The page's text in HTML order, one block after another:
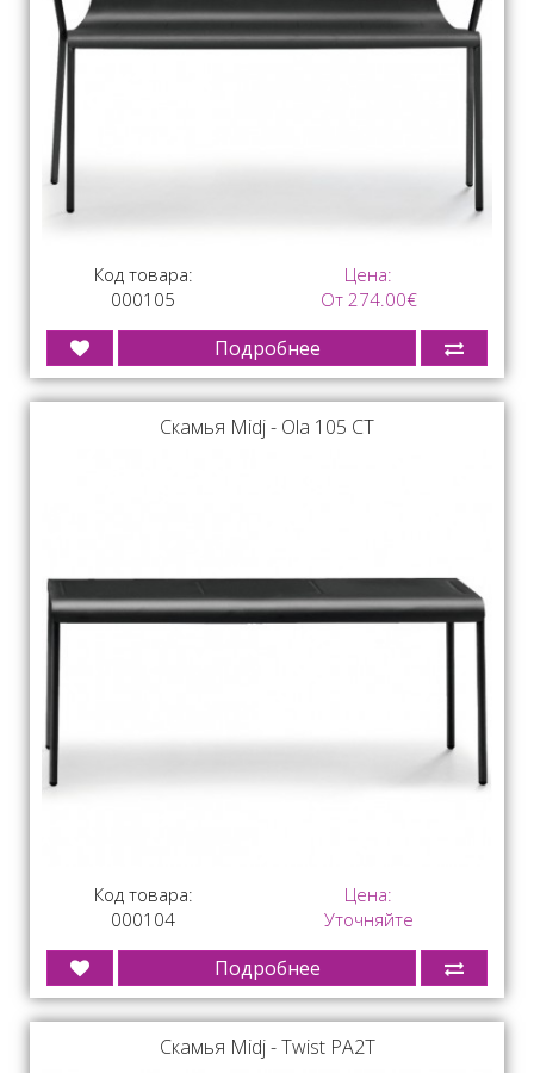
Код товара:
000105
Цена:
От 274.00€
Подробнее
Скамья Midj - Ola 105 CT
Код товара:
000104
Цена:
Уточняйте
Подробнее
Скамья Midj - Twist PA2T